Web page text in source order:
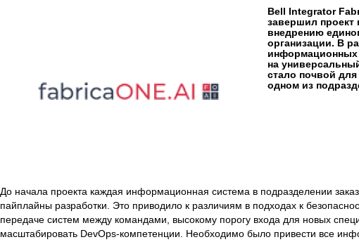
Bell Integrator
завершил проект
внедрению
организации. В
информационных
на
стало почвой
одном из
До начала проекта каждая информационная система в подразделении
пайплайны разработки. Это приводило к различиям в подходах к
передаче систем между командами, высокому порогу входа для новых
масштабировать DevOps-компетенции. Необходимо было привести все